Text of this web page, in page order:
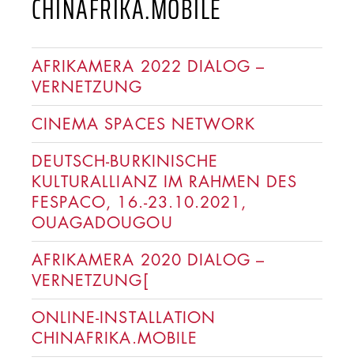
CHINAFRIKA.MOBILE
AFRIKAMERA 2022 DIALOG –
VERNETZUNG
CINEMA SPACES NETWORK
DEUTSCH-BURKINISCHE
KULTURALLIANZ IM RAHMEN DES
FESPACO, 16.-23.10.2021,
OUAGADOUGOU
AFRIKAMERA 2020 DIALOG –
VERNETZUNG[
ONLINE-INSTALLATION
CHINAFRIKA.MOBILE